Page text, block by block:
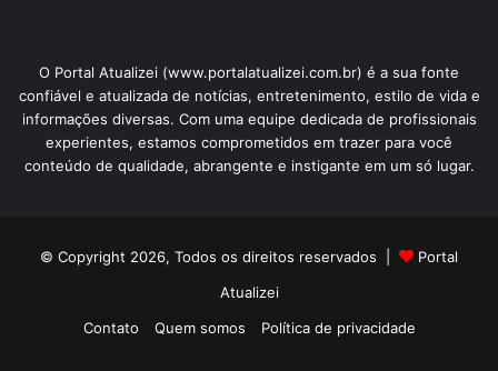
O Portal Atualizei (www.portalatualizei.com.br) é a sua fonte
confiável e atualizada de notícias, entretenimento, estilo de vida e
informações diversas. Com uma equipe dedicada de profissionais
experientes, estamos comprometidos em trazer para você
conteúdo de qualidade, abrangente e instigante em um só lugar.
© Copyright 2026, Todos os direitos reservados |
Portal
Atualizei
Contato
Quem somos Política de privacidade